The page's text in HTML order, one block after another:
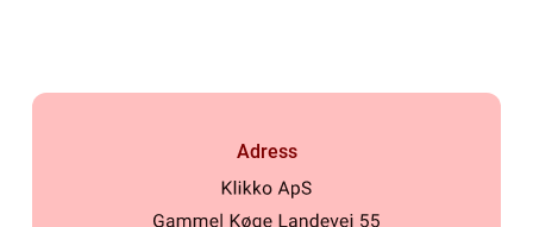
Adress